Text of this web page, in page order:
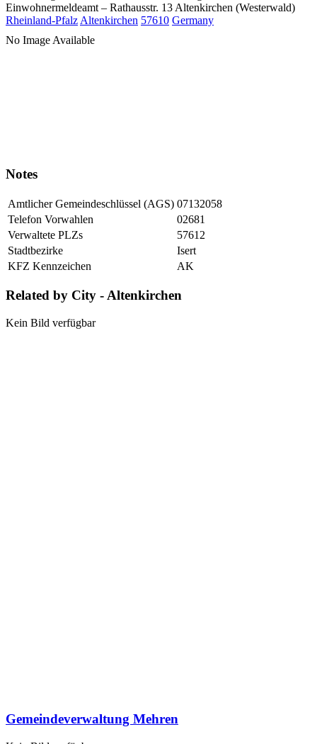
Einwohnermeldeamt – Rathausstr. 13 Altenkirchen (Westerwald)
Rheinland-Pfalz Altenkirchen 57610 Germany
No Image Available
Notes
Amtlicher Gemeindeschlüssel (AGS) 07132058
Telefon Vorwahlen
02681
Verwaltete PLZs
57612
Stadtbezirke
Isert
KFZ Kennzeichen
AK
Related by City - Altenkirchen
Kein Bild verfügbar
Gemeindeverwaltung Mehren